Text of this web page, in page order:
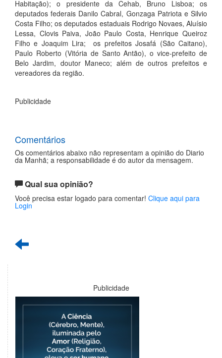
Habitação); o presidente da Cehab, Bruno Lisboa; os
deputados federais Danilo Cabral, Gonzaga Patriota e Silvio
Costa Filho; os deputados estaduais Rodrigo Novaes, Aluísio
Lessa, Clovis Paiva, João Paulo Costa, Henrique Queiroz
Filho e Joaquim Lira; os prefeitos Josafá (São Caitano),
Paulo Roberto (Vitória de Santo Antão), o vice-prefeito de
Belo Jardim, doutor Maneco; além de outros prefeitos e
vereadores da região.
Publicidade
Comentários
Os comentários abaixo não representam a opinião do Diario
da Manhã; a responsabilidade é do autor da mensagem.
Qual sua opinião?
Você precisa estar logado para comentar! Clique aqui para
Login
Publicidade